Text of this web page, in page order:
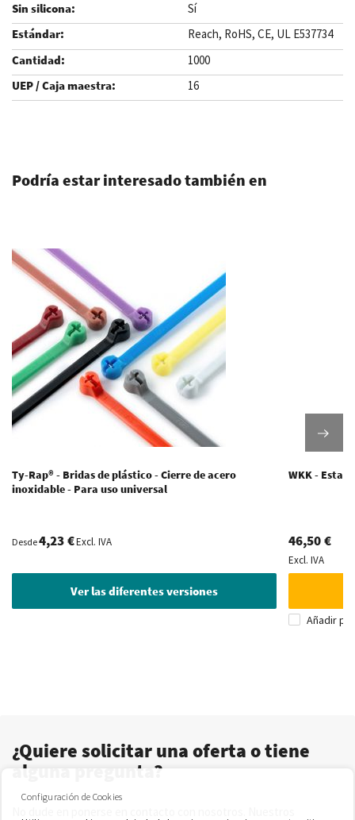
Sí
Reach, RoHS, CE, UL E537734
1000
16
Podría estar interesado también en
Ty-Rap® - Bridas de plástico - Cierre de acero
inoxidable - Para uso universal
Desde4,23 €Excl. IVA
Ver las diferentes versiones
WKK -
46,50 €
Excl. IVA
Añadir
¿Quiere solicitar una oferta o tiene
alguna pregunta?
Configuración de Cookies